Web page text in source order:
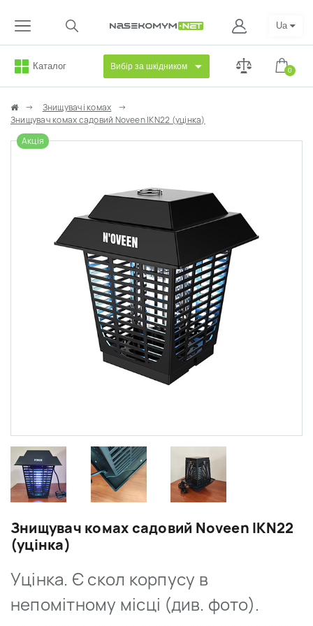
Каталог Вибір за шкідником 0
Ua
Знищувачі комах
Знищувач комах садовий Noveen IKN22 (уцінка)
Акція
Знищувач комах садовий Noveen IKN22
(уцінка)
Уцінка. Є скол корпусу в
непомітному місці (див. фото).